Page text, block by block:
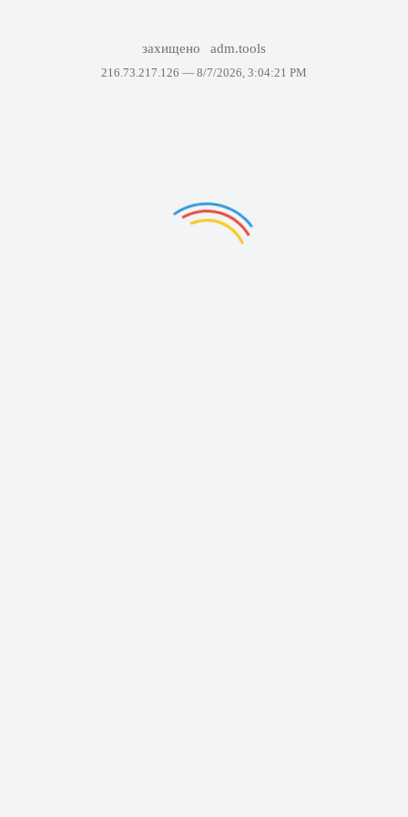
захищено adm.tools
216.73.217.126 — 8/7/2026, 3:04:21 PM